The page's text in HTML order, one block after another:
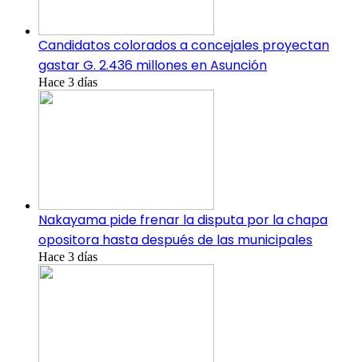
Candidatos colorados a concejales proyectan
gastar G. 2.436 millones en Asunción
Hace 3 días
Nakayama pide frenar la disputa por la chapa
opositora hasta después de las municipales
Hace 3 días